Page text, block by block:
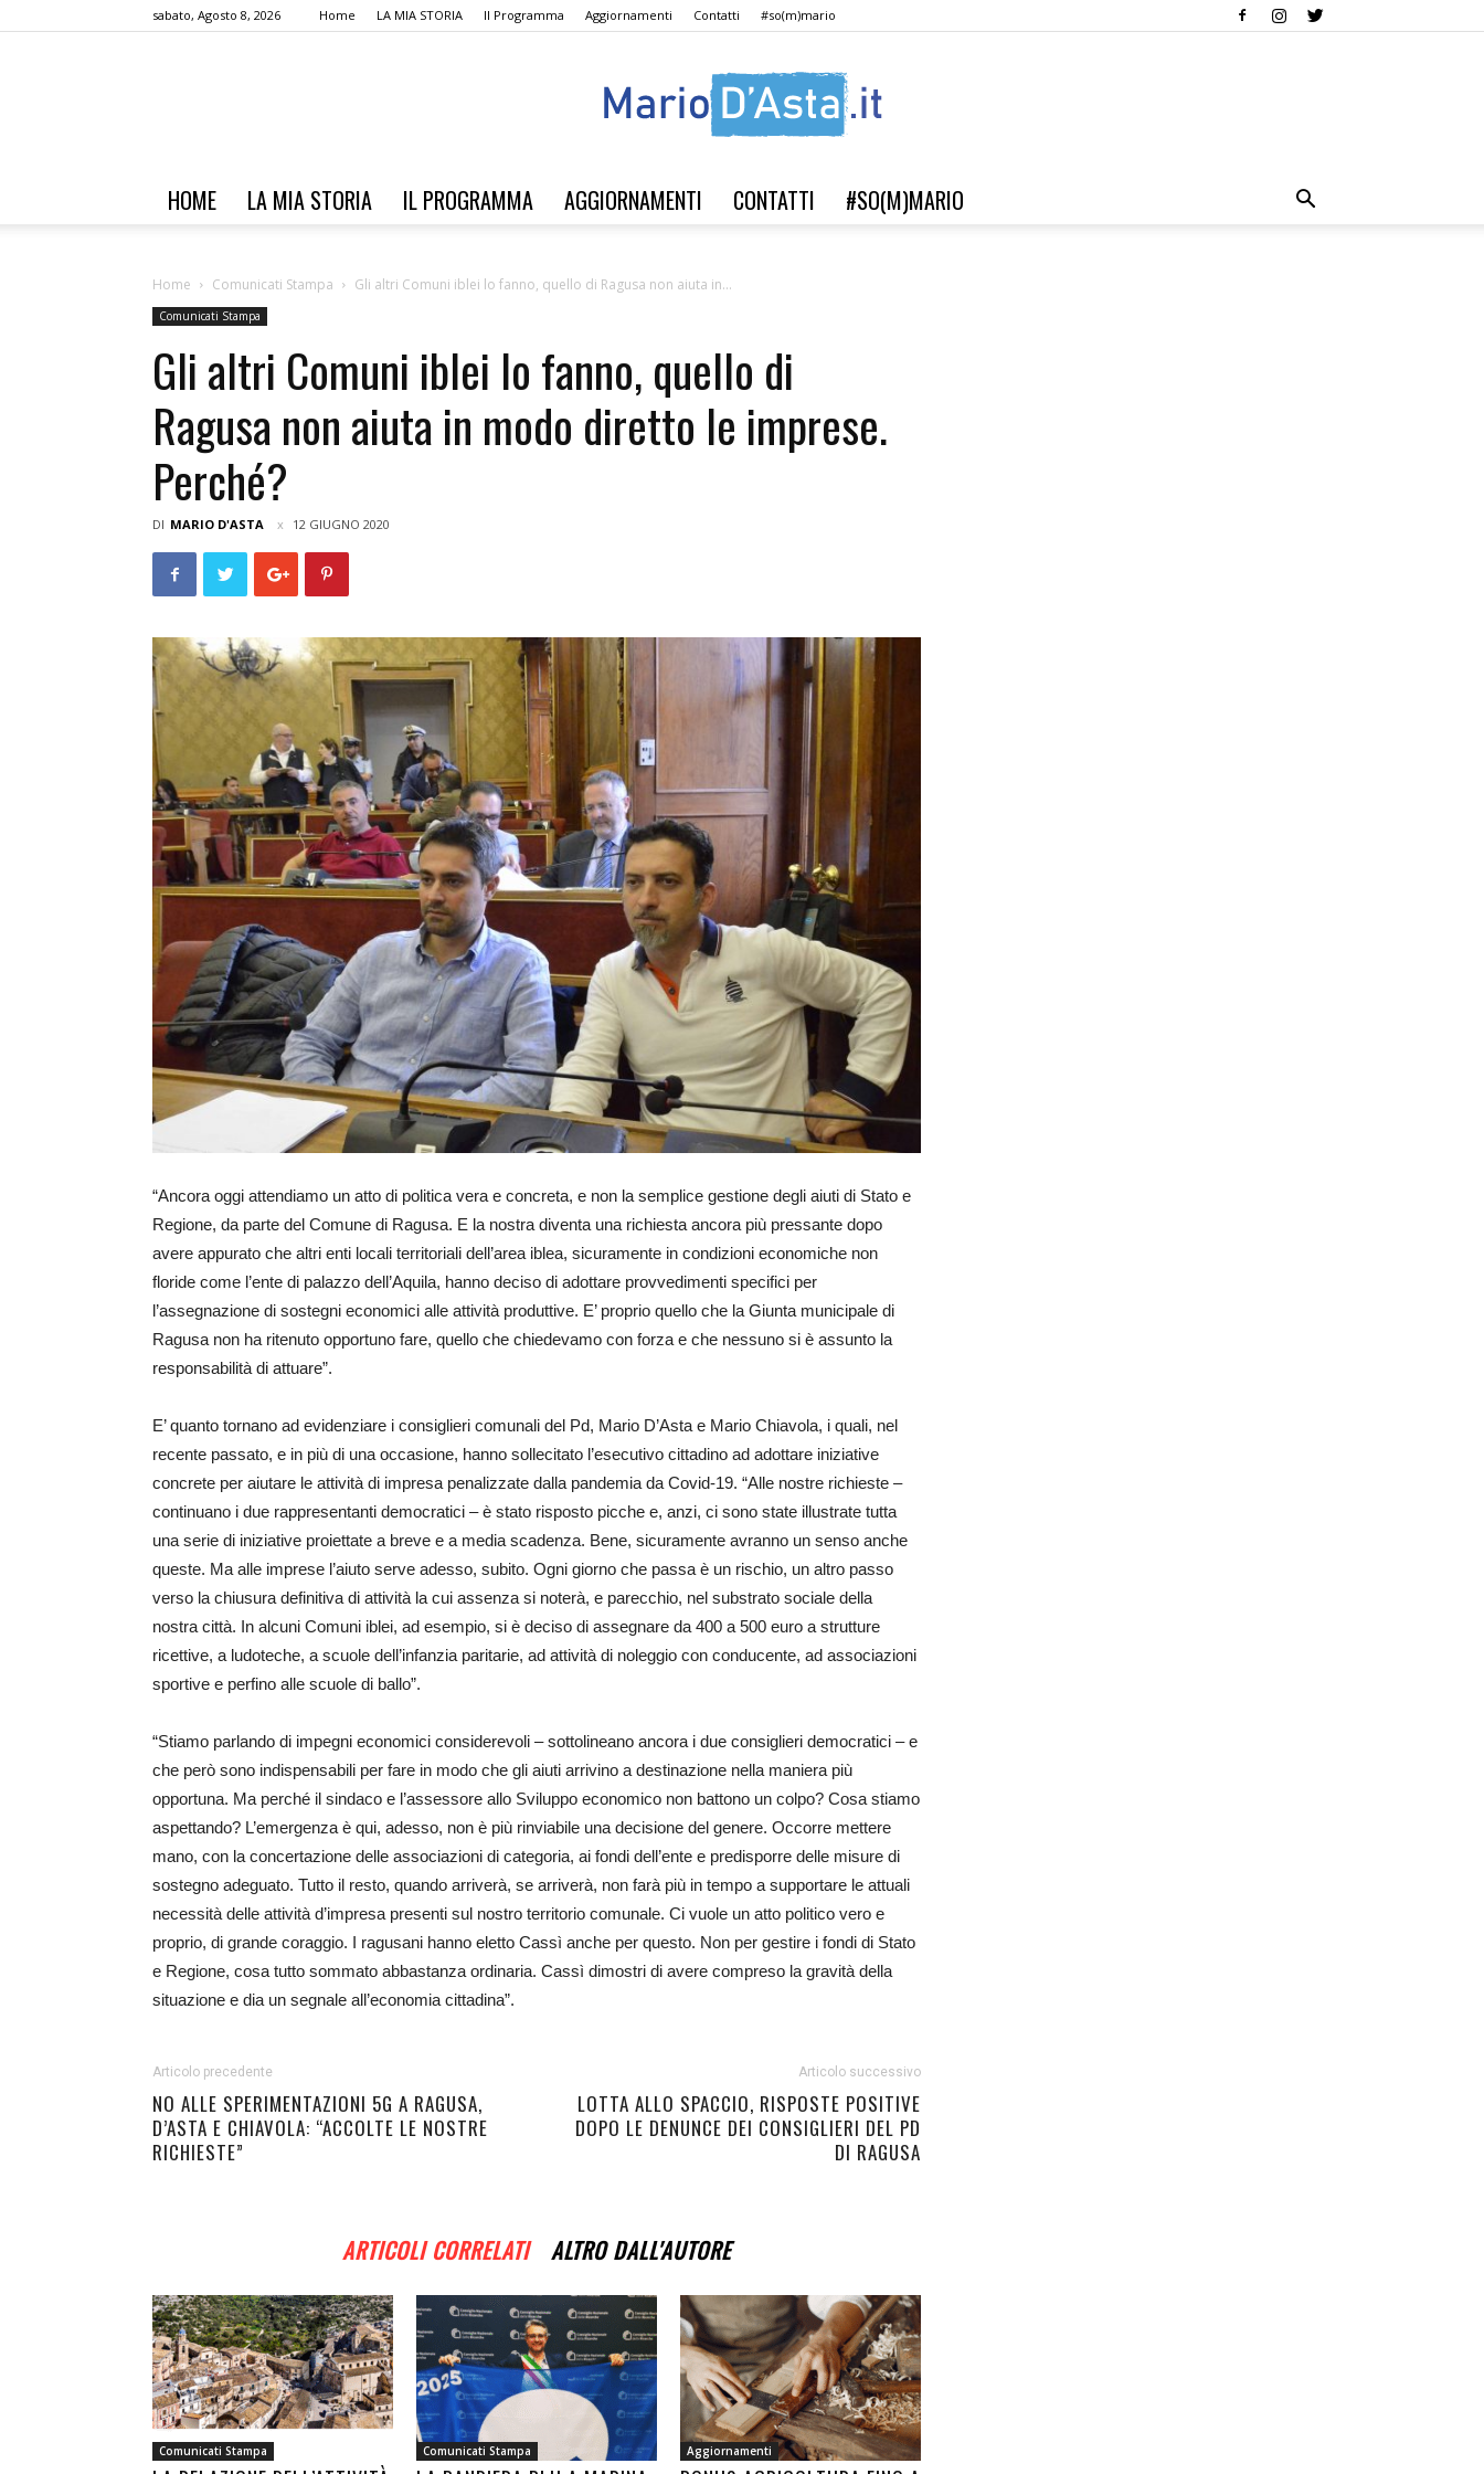
sabato, Agosto 8, 2026 Home LA MIA STORIA Il Programma Aggiornamenti Contatti #so(m)mario
il
HOME LA MIA STORIA IL PROGRAMMA AGGIORNAMENTI CONTATTI #SO(M)MARIO
Home Comunicati Stampa Gli altri Comuni iblei lo fanno, quello di Ragusa non aiuta in...
Comunicati Stampa
Gli altri Comuni iblei lo fanno, quello di
Ragusa non aiuta in modo diretto le imprese.
Perché?
DI MARIO D'ASTA 12 GIUGNO 2020
“Ancora oggi attendiamo un atto di politica vera e concreta, e non la semplice gestione degli aiuti di Stato e
Regione, da parte del Comune di Ragusa. E la nostra diventa una richiesta ancora più pressante dopo
avere appurato che altri enti locali territoriali dell’area iblea, sicuramente in condizioni economiche non
floride come l’ente di palazzo dell’Aquila, hanno deciso di adottare provvedimenti specifici per
l’assegnazione di sostegni economici alle attività produttive. E’ proprio quello che la Giunta municipale di
Ragusa non ha ritenuto opportuno fare, quello che chiedevamo con forza e che nessuno si è assunto la
responsabilità di attuare”.
E’ quanto tornano ad evidenziare i consiglieri comunali del Pd, Mario D’Asta e Mario Chiavola, i quali, nel
recente passato, e in più di una occasione, hanno sollecitato l’esecutivo cittadino ad adottare iniziative
concrete per aiutare le attività di impresa penalizzate dalla pandemia da Covid-19. “Alle nostre richieste –
continuano i due rappresentanti democratici – è stato risposto picche e, anzi, ci sono state illustrate tutta
una serie di iniziative proiettate a breve e a media scadenza. Bene, sicuramente avranno un senso anche
queste. Ma alle imprese l’aiuto serve adesso, subito. Ogni giorno che passa è un rischio, un altro passo
verso la chiusura definitiva di attività la cui assenza si noterà, e parecchio, nel substrato sociale della
nostra città. In alcuni Comuni iblei, ad esempio, si è deciso di assegnare da 400 a 500 euro a strutture
ricettive, a ludoteche, a scuole dell’infanzia paritarie, ad attività di noleggio con conducente, ad associazioni
sportive e perfino alle scuole di ballo”.
“Stiamo parlando di impegni economici considerevoli – sottolineano ancora i due consiglieri democratici – e
che però sono indispensabili per fare in modo che gli aiuti arrivino a destinazione nella maniera più
opportuna. Ma perché il sindaco e l’assessore allo Sviluppo economico non battono un colpo? Cosa stiamo
aspettando? L’emergenza è qui, adesso, non è più rinviabile una decisione del genere. Occorre mettere
mano, con la concertazione delle associazioni di categoria, ai fondi dell’ente e predisporre delle misure di
sostegno adeguato. Tutto il resto, quando arriverà, se arriverà, non farà più in tempo a supportare le attuali
necessità delle attività d’impresa presenti sul nostro territorio comunale. Ci vuole un atto politico vero e
proprio, di grande coraggio. I ragusani hanno eletto Cassì anche per questo. Non per gestire i fondi di Stato
e Regione, cosa tutto sommato abbastanza ordinaria. Cassì dimostri di avere compreso la gravità della
situazione e dia un segnale all’economia cittadina”.
Articolo precedente
NO ALLE SPERIMENTAZIONI 5G A RAGUSA,
D’ASTA E CHIAVOLA: “ACCOLTE LE NOSTRE
RICHIESTE”
Articolo successivo
LOTTA ALLO SPACCIO, RISPOSTE POSITIVE
DOPO LE DENUNCE DEI CONSIGLIERI DEL PD
DI RAGUSA
ARTICOLI CORRELATI ALTRO DALL'AUTORE
Comunicati Stampa Comunicati Stampa Aggiornamenti